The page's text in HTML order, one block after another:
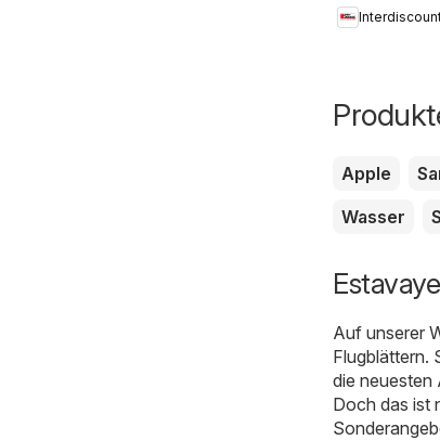
Apple
Wasser
Auf unserer
Flugblättern.
die neuesten
Doch das ist